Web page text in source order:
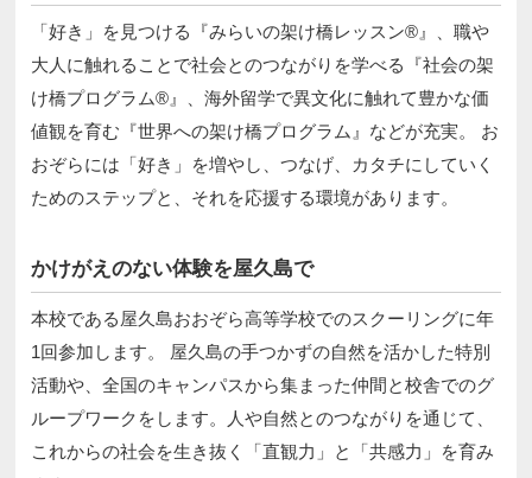
「好き」を見つける『みらいの架け橋レッスン®』、職や
大人に触れることで社会とのつながりを学べる『社会の架
け橋プログラム®』、海外留学で異文化に触れて豊かな価
値観を育む『世界への架け橋プログラム』などが充実。 お
おぞらには「好き」を増やし、つなげ、カタチにしていく
ためのステップと、それを応援する環境があります。
かけがえのない体験を屋久島で
本校である屋久島おおぞら高等学校でのスクーリングに年
1回参加します。 屋久島の手つかずの自然を活かした特別
活動や、全国のキャンパスから集まった仲間と校舎でのグ
ループワークをします。人や自然とのつながりを通じて、
これからの社会を生き抜く「直観力」と「共感力」を育み